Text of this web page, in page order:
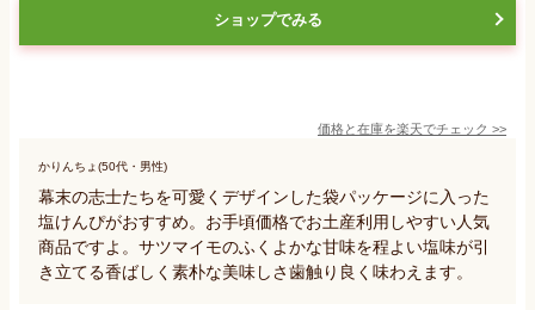
ショップでみる
価格と在庫を楽天でチェック >>
かりんちょ(50代・男性)
幕末の志士たちを可愛くデザインした袋パッケージに入った
塩けんぴがおすすめ。お手頃価格でお土産利用しやすい人気
商品ですよ。サツマイモのふくよかな甘味を程よい塩味が引
き立てる香ばしく素朴な美味しさ歯触り良く味わえます。